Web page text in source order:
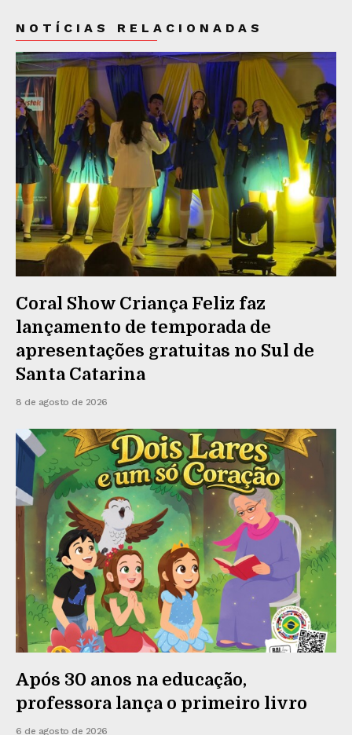
NOTÍCIAS RELACIONADAS
Coral Show Criança Feliz faz
lançamento de temporada de
apresentações gratuitas no Sul de
Santa Catarina
8 de agosto de 2026
Após 30 anos na educação,
professora lança o primeiro livro
6 de agosto de 2026